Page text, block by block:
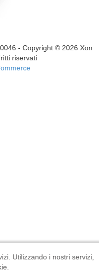
Utilizzando i nostri servizi,
- Copyright © 2026 Xon
riservati